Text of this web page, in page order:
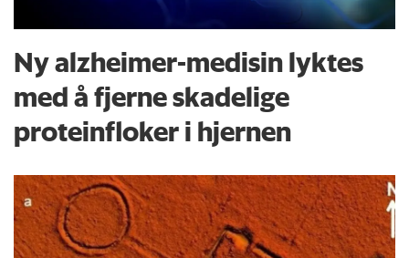
Ny alzheimer-medisin lyktes
med å fjerne skadelige
proteinfloker i hjernen